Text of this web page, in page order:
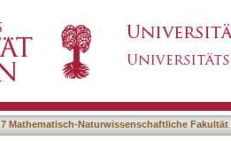
7 Mathematisch-Naturwissenschaftliche Fakultät